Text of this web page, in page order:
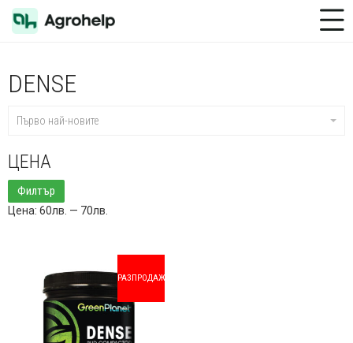
Toggle Menu
DENSE
Първо най-новите
ЦЕНА
Минимална
цена
Максимална
цена
Филтър
Цена: 60лв. — 70лв.
РАЗПРОДАЖБА!